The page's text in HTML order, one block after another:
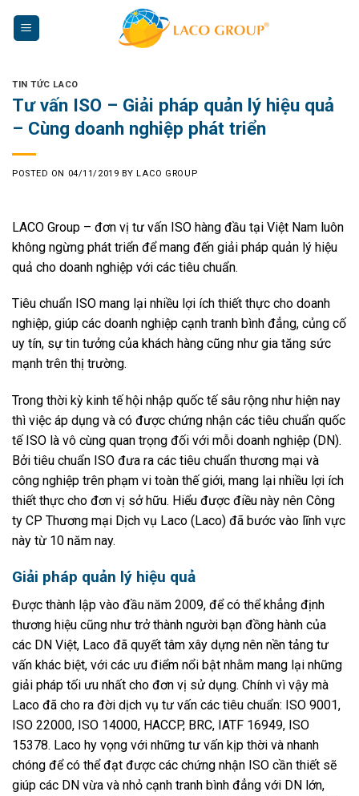
TIN TỨC LACO
Tư vấn ISO – Giải pháp quản lý hiệu quả
– Cùng doanh nghiệp phát triển
POSTED ON 04/11/2019 BYLACO GROUP
LACO Group – đơn vị tư vấn ISO hàng đầu tại Việt Nam luôn
không ngừng phát triển để mang đến giải pháp quản lý hiệu
quả cho doanh nghiệp với các tiêu chuẩn.
Tiêu chuẩn ISO mang lại nhiều lợi ích thiết thực cho doanh
nghiệp, giúp các doanh nghiệp cạnh tranh bình đẳng, củng cố
uy tín, sự tin tưởng của khách hàng cũng như gia tăng sức
mạnh trên thị trường.
Trong thời kỳ kinh tế hội nhập quốc tế sâu rộng như hiện nay
thì việc áp dụng và có được chứng nhận các tiêu chuẩn quốc
tế ISO là vô cùng quan trọng đối với mỗi doanh nghiệp (DN).
Bởi tiêu chuẩn ISO đưa ra các tiêu chuẩn thương mại và
công nghiệp trên phạm vi toàn thế giới, mang lại nhiều lợi ích
thiết thực cho đơn vị sở hữu. Hiểu được điều này nên Công
ty CP Thương mại Dịch vụ Laco (Laco) đã bước vào lĩnh vực
này từ 10 năm nay.
Giải pháp quản lý hiệu quả
Được thành lập vào đầu năm 2009, để có thể khẳng định
thương hiệu cũng như trở thành người bạn đồng hành của
các DN Việt, Laco đã quyết tâm xây dựng nên nền tảng tư
vấn khác biệt, với các ưu điểm nổi bật nhằm mang lại những
giải pháp tối ưu nhất cho đơn vị sử dụng. Chính vì vậy mà
Laco đã cho ra đời dịch vụ tư vấn các tiêu chuẩn: ISO 9001,
ISO 22000, ISO 14000, HACCP, BRC, IATF 16949, ISO
15378. Laco hy vọng với những tư vấn kịp thời và nhanh
chóng để có thể đạt được các chứng nhận ISO cần thiết sẽ
giúp các DN vừa và nhỏ cạnh tranh bình đẳng với DN lớn,